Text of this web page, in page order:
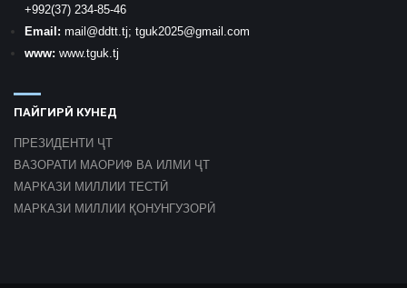
+992(37) 234-85-46
Email: mail @ddtt.tj; tguk2025@gmail.com
www: www.tguk.tj
ПАЙГИРӢ КУНЕД
ПРЕЗИДЕНТИ ҶТ
ВАЗОРАТИ МАОРИФ ВА ИЛМИ ҶТ
МАРКАЗИ МИЛЛИИ ТЕСТӢ
МАРКАЗИ МИЛЛИИ ҚОНУНГУЗОРӢ